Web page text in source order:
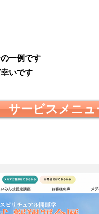
一例です
いです
サービスメニュ